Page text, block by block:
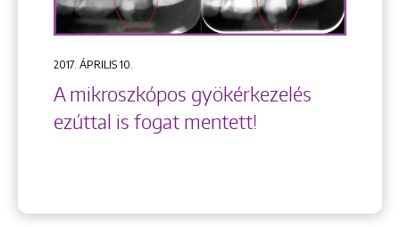
2017. ÁPRILIS 10.
A mikroszkópos gyökérkezelés
ezúttal is fogat mentett!